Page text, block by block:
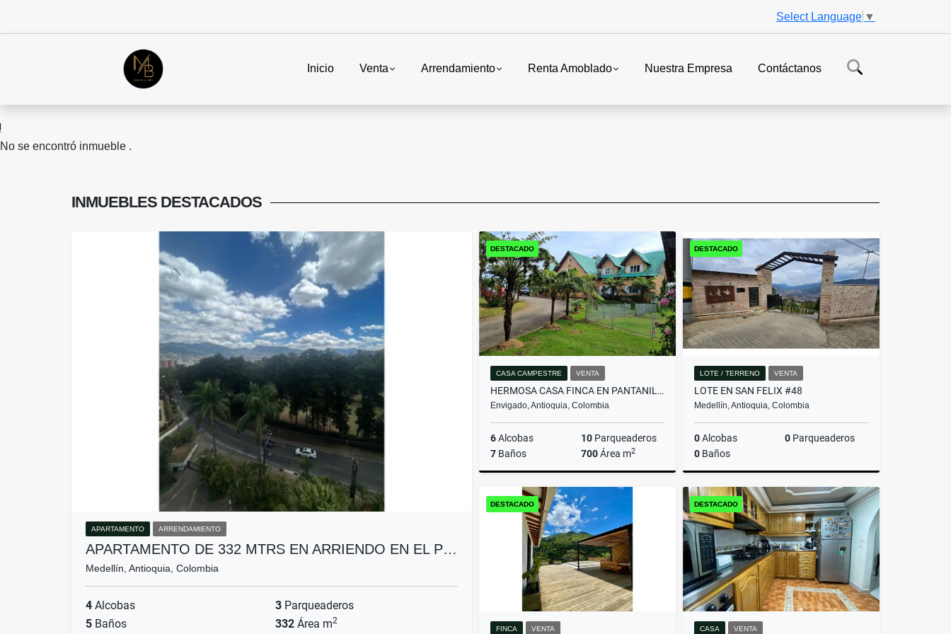
Select Language ▼
Inicio Venta Arrendamiento Renta Amoblado Nuestra Empresa Contáctanos
No se encontró inmueble .
INMUEBLES DESTACADOS
APARTAMENTO ARRENDAMIENTO
APARTAMENTO DE 332 MTRS EN ARRIENDO EN EL P…
Medellín, Antioquia, Colombia
4 Alcobas 3 Parqueaderos
5 Baños 332 Área m2
DESTACADO
CASA CAMPESTRE VENTA
HERMOSA CASA FINCA EN PANTANILLO ENVIGADO, ALTO PALMAS
Envigado, Antioquia, Colombia
6Alcobas 10 Parqueaderos
7 Baños 700Área m2
$4.500.000.000
DESTACADO
LOTE / TERRENO VENTA
LOTE EN SAN FELIX #48
Medellín, Antioquia, Colombia
0Alcobas 0 Parqueaderos
0 Baños
Venta
$340.000.000
DESTACADO
FINCA VENTA
DESTACADO
CASA VENTA